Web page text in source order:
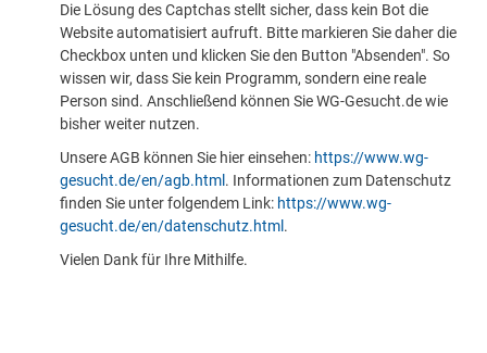
Die Lösung des Captchas stellt sicher, dass kein Bot die
Website automatisiert aufruft. Bitte markieren Sie daher die
Checkbox unten und klicken Sie den Button "Absenden". So
wissen wir, dass Sie kein Programm, sondern eine reale
Person sind. Anschließend können Sie WG-Gesucht.de wie
bisher weiter nutzen.
Unsere AGB können Sie hier einsehen: https://www.wg-
gesucht.de/en/agb.html . Informationen zum Datenschutz
finden Sie unter folgendem Link: https://www.wg-
gesucht.de/en/datenschutz.html .
Vielen Dank für Ihre Mithilfe.